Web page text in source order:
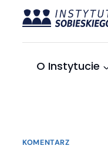
Przejdź
treści
O Instytucie
KOMENTARZ